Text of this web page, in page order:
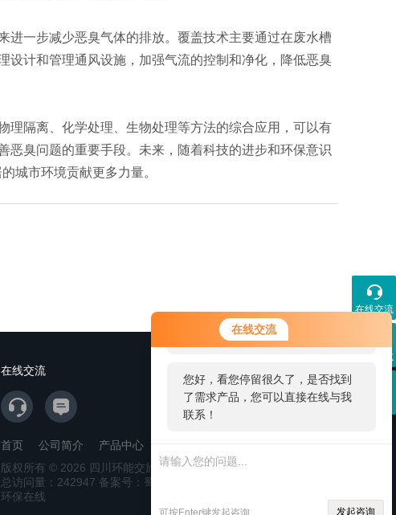
在线交流
您好！欢迎前来咨询，很高兴为您
服务，请问您要咨询什么问题呢？
您好，看您停留很久了，是否找到
了需求产品，您可以直接在线与我
联系！
可按Enter键发起咨询 发起咨询
一步减少恶臭气体的排放。覆盖技术主要通过在废水槽
设计和管理通风设施，加强气流的控制和净化，降低恶臭
隔离、化学处理、生物处理等方法的综合应用，可以有
恶臭问题的重要手段。未来，随着科技的进步和环保意识
城市环境贡献更多力量。
在线交流
首页 公司简介 产品中心
版权所有 © 2026 四川环能交旅科技发展有限公司
总访问量： 242947 备案号：蜀ICP备2025127831号-1
环保在线
在线交流
联系方式